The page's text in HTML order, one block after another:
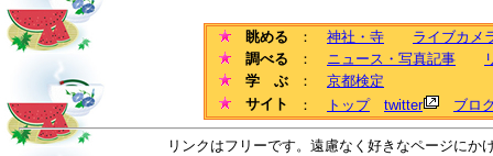
眺める ： 神社・寺
ライブカメ
調べる
： ニュース・写真記事
学 ぶ
： 京都検定
サイト
： トップ twitter ブロ
リンクはフリーです。遠慮なく好きなページに